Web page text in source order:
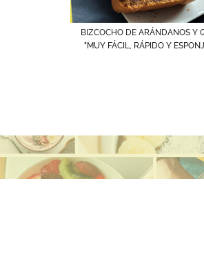
BIZCOCHO DE ARÁNDANOS Y
"MUY FÁCIL, RÁPIDO Y